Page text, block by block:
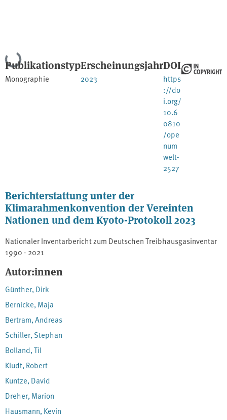
Lade...
Publikationstyp
Monographie
Erscheinungsjahr
2023
DOI
https
://do
i.org/
10.6
0810
/ope
num
welt-
2527
Berichterstattung unter der
Klimarahmenkonvention der Vereinten
Nationen und dem Kyoto-Protokoll 2023
Nationaler Inventarbericht zum Deutschen Treibhausgasinventar
1990 - 2021
Autor:innen
Günther, Dirk
Bernicke, Maja
Bertram, Andreas
Schiller, Stephan
Bolland, Til
Kludt, Robert
Kuntze, David
Dreher, Marion
Hausmann, Kevin